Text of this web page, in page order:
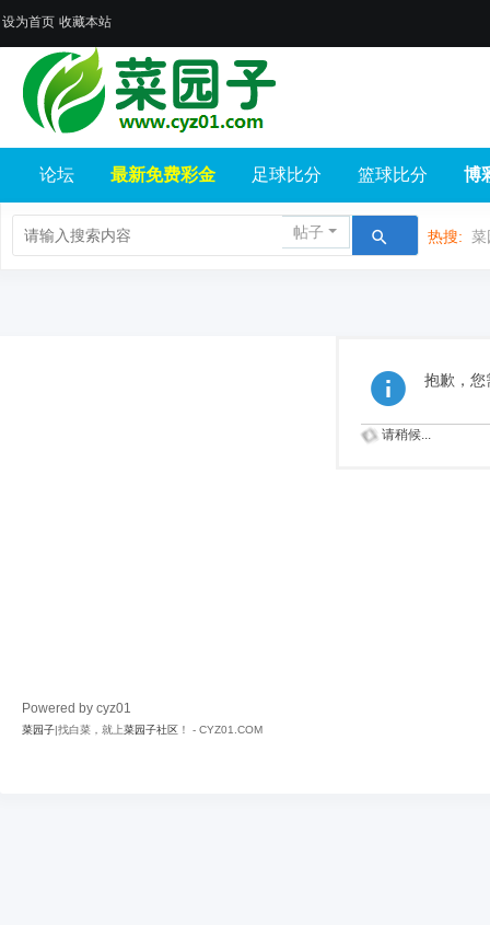
设为首页 收藏本站
论坛 最新免费彩金 足球比分 篮球比分 博
帖子 热搜:
抱歉，您
请稍候...
Powered by cyz01
菜园子|找白菜，就上菜园子社区 ！ - CYZ01.COM